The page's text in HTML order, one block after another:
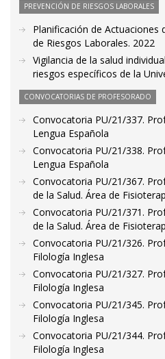
PREVENCIÓN DE RIESGOS LABORALES
Planificación de Actuaciones
de Riesgos Laborales. 2022
Vigilancia de la salud
riesgos específicos de la
CONVOCATORIAS DE PROFESORADO
Convocatoria PU/21/337.
Lengua Española
Convocatoria PU/21/338.
Lengua Española
Convocatoria PU/21/367.
de la Salud. Área de
Convocatoria PU/21/371.
de la Salud. Área de
Convocatoria PU/21/326.
Filología Inglesa
Convocatoria PU/21/327.
Filología Inglesa
Convocatoria PU/21/345.
Filología Inglesa
Convocatoria PU/21/344.
Filología Inglesa